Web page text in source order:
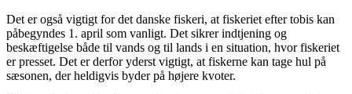
Det er også vigtigt for det danske fiskeri, at fiskeriet efter tobis kan
påbegyndes 1. april som vanligt. Det sikrer indtjening og
beskæftigelse både til vands og til lands i en situation, hvor fiskeriet
er presset. Det er derfor yderst vigtigt, at fiskerne kan tage hul på
sæsonen, der heldigvis byder på højere kvoter.